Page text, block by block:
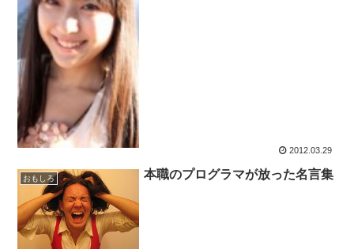
2012.03.29
おもしろ 本職のプログラマが放った名言集